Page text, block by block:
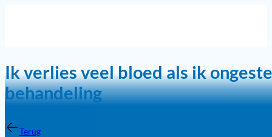
Ik verlies veel bloed als ik
behandeling
Terug